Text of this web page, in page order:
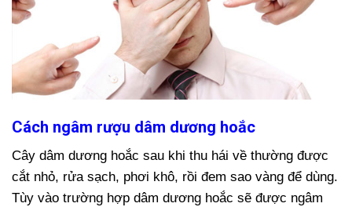
Cách ngâm rượu dâm dương hoắc
Cây dâm dương hoắc sau khi thu hái về thường được
cắt nhỏ, rửa sạch, phơi khô, rồi đem sao vàng để dùng.
Tùy vào trường hợp dâm dương hoắc sẽ được ngâm